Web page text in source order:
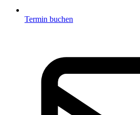
Termin buchen